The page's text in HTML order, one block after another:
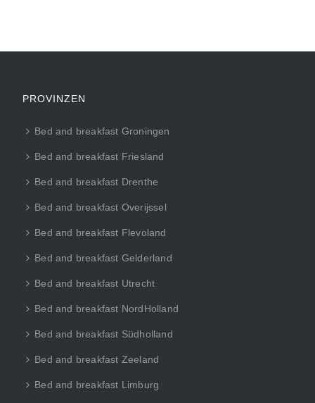
PROVINZEN
Bed and breakfast Groningen
Bed and breakfast Friesland
Bed and breakfast Drenthe
Bed and breakfast Overijssel
Bed and breakfast Flevoland
Bed and breakfast Gelderland
Bed and breakfast Utrecht
Bed and breakfast NordHolland
Bed and breakfast Südholland
Bed and breakfast Zeeland
Bed and breakfast Limburg